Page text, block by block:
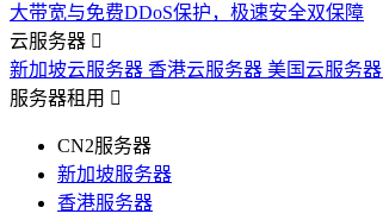
大带宽与免费DDoS保护，极速安全双保障
云服务器
新加坡云服务器 香港云服务器 美国云服务器
服务器租用
CN2服务器
新加坡服务器
香港服务器